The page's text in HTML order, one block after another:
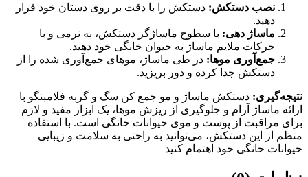
نصب دستکش: دستکش را با دقت بر روی دستان خود قرار
دهید.
ماساژ دهی: با سطوح ماساژگر دستکش، به نرمی و با
حرکات ملایم ماساژ به حیوان خانگی خود دهید.
جمع‌آوری موها: در طی ماساژ، موهای جمع‌آوری شده را از
دستکش جدا کرده و دور بریزید.
نتیجه‌گیری: دستکش ماساژ و مو جمع کن سگ و گربه فلامبنگو با
ارائه ماساژ آرام و جلوگیری از ریزش موها، یک ابزار مفید و لازم
برای مراقبت از پوست و موی حیوانات خانگی است. با استفاده
منظم از این دستکش، می‌توانید به راحتی به سلامت و زیبایی
حیوانات خانگی خود اهتمام کنید